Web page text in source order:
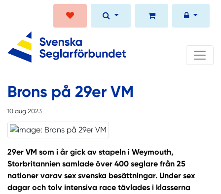
Brons på 29er VM
10 aug 2023
29er VM som i år gick av stapeln i Weymouth,
Storbritannien samlade över 400 seglare från 25
nationer varav sex svenska besättningar. Under sex
dagar och tolv intensiva race tävlades i klasserna